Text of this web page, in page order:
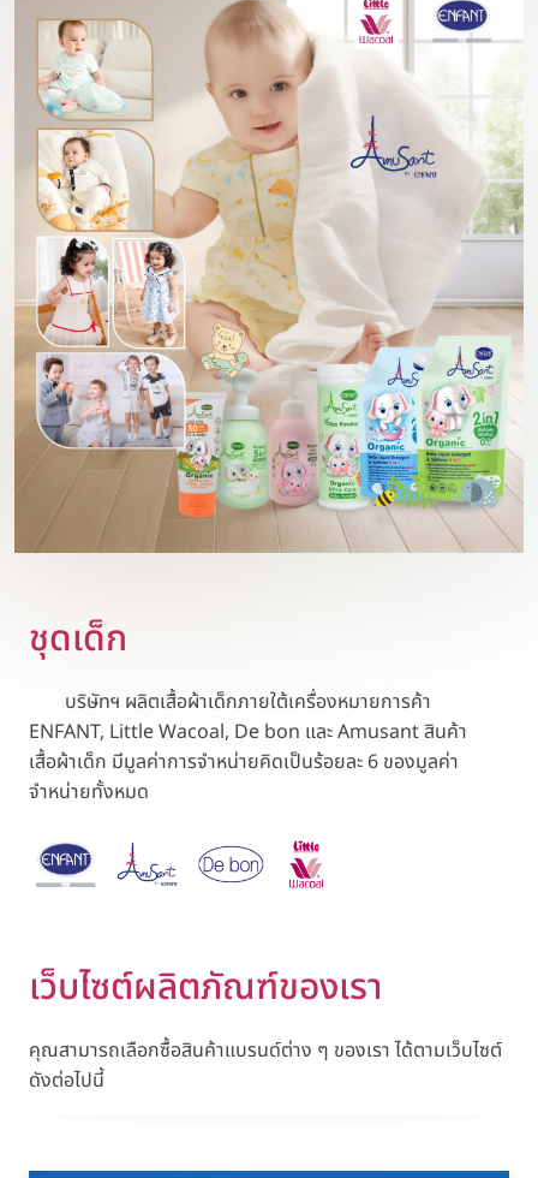
ชุดเด็ก
บริษัทฯ ผลิตเสื้อผ้าเด็กภายใต้เครื่องหมายการค้า
ENFANT, Little Wacoal, De bon และ Amusant สินค้า
เสื้อผ้าเด็ก มีมูลค่าการจำหน่ายคิดเป็นร้อยละ 6 ของมูลค่า
จำหน่ายทั้งหมด
เว็บไซต์ผลิตภัณฑ์ของเรา
คุณสามารถเลือกซื้อสินค้าแบรนด์ต่าง ๆ ของเรา ได้ตามเว็บไซต์
ดังต่อไปนี้